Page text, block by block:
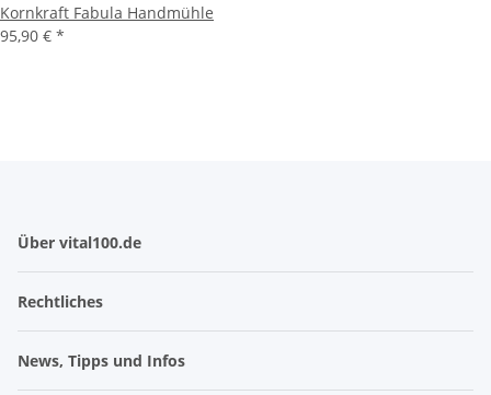
Kornkraft Fabula Handmühle
95,90 € *
Über vital100.de
Rechtliches
News, Tipps und Infos